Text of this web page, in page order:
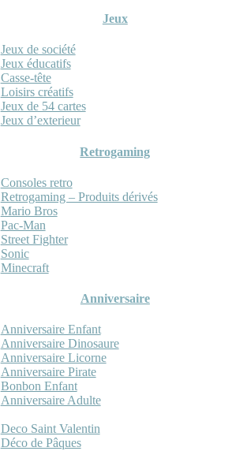
Jeux
Jeux de société
Jeux éducatifs
Casse-tête
Loisirs créatifs
Jeux de 54 cartes
Jeux d’exterieur
Retrogaming
Consoles retro
Retrogaming – Produits dérivés
Mario Bros
Pac-Man
Street Fighter
Sonic
Minecraft
Anniversaire
Anniversaire Enfant
Anniversaire Dinosaure
Anniversaire Licorne
Anniversaire Pirate
Bonbon Enfant
Anniversaire Adulte
Deco Saint Valentin
Déco de Pâques